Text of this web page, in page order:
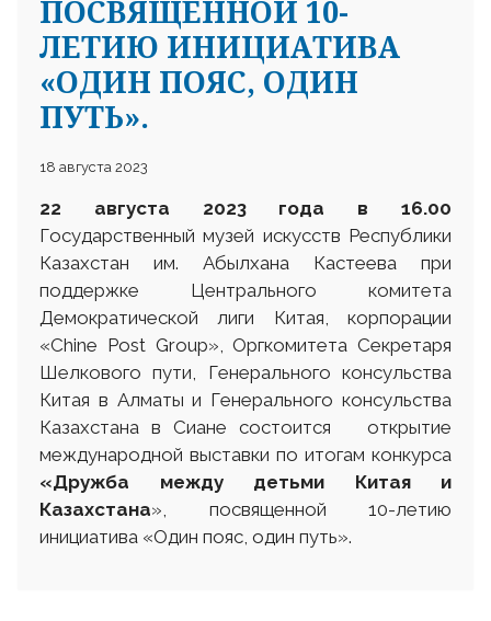
ПОСВЯЩЕННОЙ 10-
ЛЕТИЮ ИНИЦИАТИВА
«ОДИН ПОЯС, ОДИН
ПУТЬ».
18 августа 2023
22 августа 2023
года в 16.00
Государственный музей искусств Республики
Казахстан им. Абылхана Кастеева при
поддержке Центрального комитета
Демократической лиги Китая, корпорации
«Chine Post Group», Оргкомитета Секретаря
Шелкового пути, Генерального консульства
Китая в Алматы и Генерального консульства
Казахстана в Сиане состоится открытие
международной выставки по итогам конкурса
«Дружба между детьми Китая и
Казахстана», посвященной 10-летию
инициатива «Один пояс, один путь».